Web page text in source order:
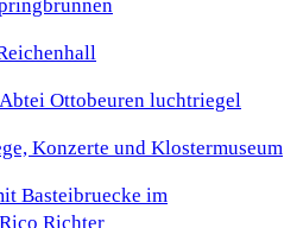
Konzerte und Klostermuseum